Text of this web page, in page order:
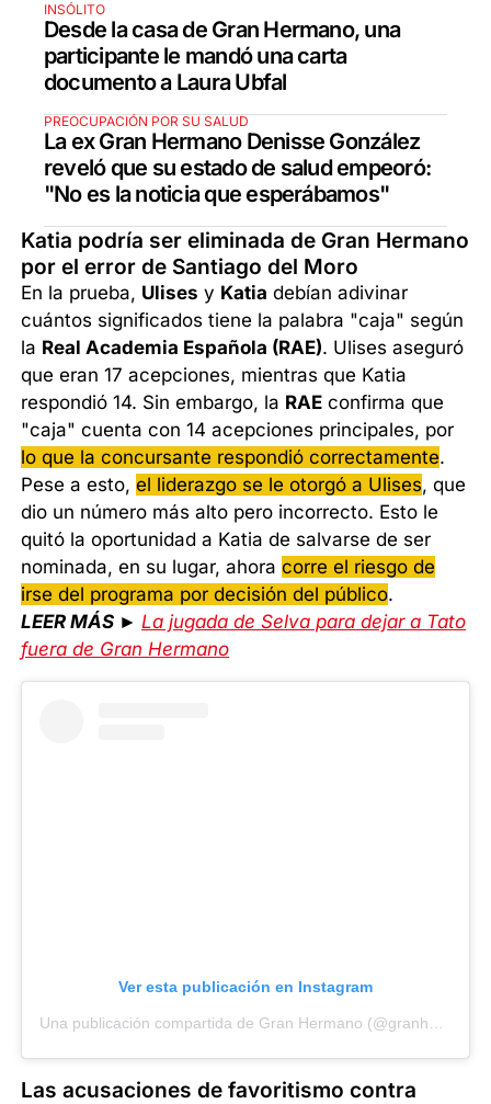
INSÓLITO
Desde la casa de Gran Hermano, una
participante le mandó una carta
documento a Laura Ubfal
PREOCUPACIÓN POR SU SALUD
La ex Gran Hermano Denisse González
reveló que su estado de salud empeoró:
"No es la noticia que esperábamos"
Katia podría ser eliminada de Gran Hermano
por el error de Santiago del Moro
En la prueba, Ulises y Katia debían adivinar
cuántos significados tiene la palabra "caja" según
la Real Academia Española (RAE). Ulises aseguró
que eran 17 acepciones, mientras que Katia
respondió 14. Sin embargo, la RAE confirma que
"caja" cuenta con 14 acepciones principales, por
lo que la concursante respondió correctamente.
Pese a esto,el liderazgo se le otorgó a Ulises, que
dio un número más alto pero incorrecto. Esto le
quitó la oportunidad a Katia de salvarse de ser
nominada, en su lugar, ahoracorre el riesgo de
irse del programa por decisión del público.
LEER MÁS ►La jugada de Selva para dejar a Tato
fuera de Gran Hermano
Ver esta publicación en Instagram
Una publicación compartida de Gran Hermano (@granhermanoar)
Las acusaciones de favoritismo contra